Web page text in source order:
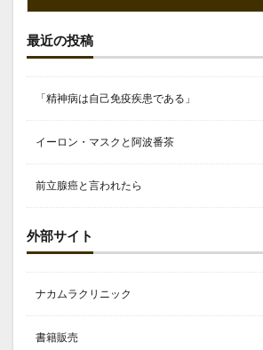
最近の投稿
「精神病は自己免疫疾患である」
イーロン・マスクと阿波番茶
前立腺癌と言われたら
外部サイト
ナカムラクリニック
書籍販売